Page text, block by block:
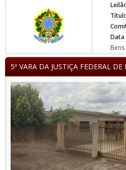
Data
5ª VARA DA JUSTIÇA FEDERAL